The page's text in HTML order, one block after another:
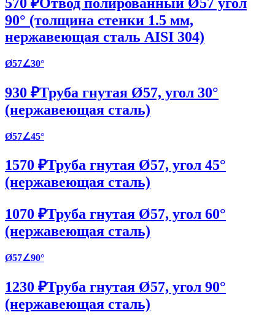
90° (толщина стенки 1.5 мм,
нержавеющая сталь AISI 304)
Ø57∠30°
930 ₽Труба гнутая Ø57, угол 30°
(нержавеющая сталь)
Ø57∠45°
1570 ₽Труба гнутая Ø57, угол 45°
(нержавеющая сталь)
1070 ₽Труба гнутая Ø57, угол 60°
(нержавеющая сталь)
Ø57∠90°
1230 ₽Труба гнутая Ø57, угол 90°
(нержавеющая сталь)